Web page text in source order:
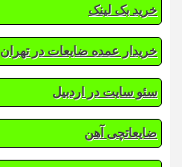
خرید بک لینک
خریدار عمده ضایعات در تهران
سئو سایت در اردبیل
ضایعاتچی آهن